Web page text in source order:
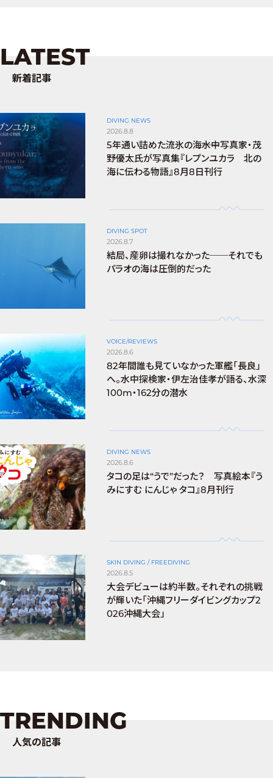
LATEST
新着記事
DIVING NEWS
2026.8.8
5年通い詰めた流氷の海――水中写真家・茂
野優太氏が写真集『レプンユカラ 北の
海に伝わる物語』8月8日刊行
DIVING SPOT
2026.8.7
結局、産卵は撮れなかった──それでも
パラオの海は圧倒的だった
VOICE/REVIEWS
2026.8.6
82年間誰も見ていなかった軍艦「長良」
へ。水中探検家・伊左治佳孝が語る、水深
100m・162分の潜水
DIVING NEWS
2026.8.6
タコの足は“うで”だった？ 写真絵本『う
みにすむ にんじゃ タコ』8月刊行
SKIN DIVING / FREEDIVING
2026.8.5
大会デビューは約半数。それぞれの挑戦
が輝いた「沖縄フリーダイビングカップ2
026沖縄大会」
TRENDING
人気の記事